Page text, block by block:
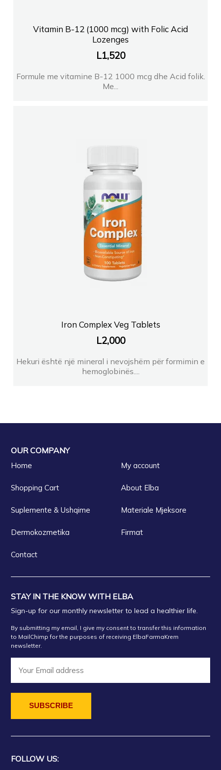
Vitamin B-12 (1000 mcg) with Folic Acid
Lozenges
L1,520
Formule me vitamine B-12 1000 mcg dhe Acid folik.
Me...
Iron Complex Veg Tablets
L2,000
Hekuri është një mineral i nevojshëm për formimin e
hemoglobinës....
OUR COMPANY
Home My account
Shopping Cart About Elba
Suplemente & Ushqime Materiale Mjeksore
Dermokozmetika Firmat
Contact
STAY IN THE KNOW WITH ELBA
Sign-up for our monthly newsletter to lead a healthier life.
By submitting my email, I give my consent to transfer this information
to MailChimp for the purposes of receiving ElbaFarmaKrem
newsletter.
FOLLOW US: